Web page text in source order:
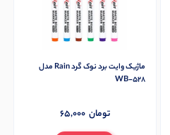
ماژیک وایت برد نوک گرد Rain مدل
WB-528
65,000 تومان